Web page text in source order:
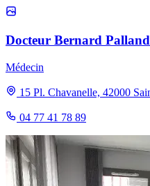
Docteur Bernard
Médecin
15 Pl. Chavanelle, 42000
04 77 41 78 89